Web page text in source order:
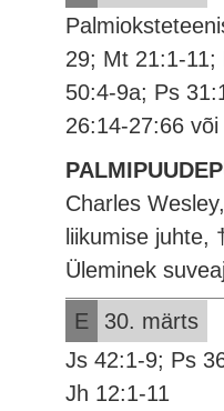
29; Mt 21:1-11;
50:4-9a; Ps
26:14-27:66
Charles
liikumise juhte,
Üleminek
E
30. märts
Js 42:1-9; Ps
Jh 12:1-11